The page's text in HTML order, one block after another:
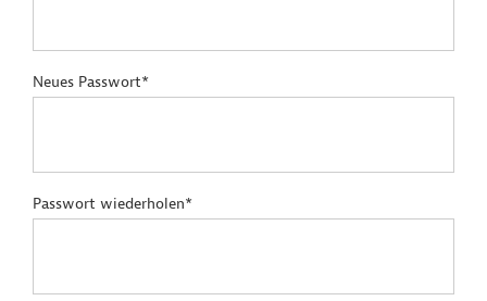
Neues Passwort*
Passwort wiederholen*